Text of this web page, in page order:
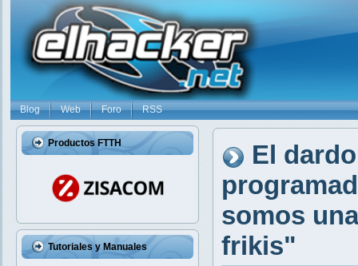
Blog Web Foro RSS
Productos FTTH
Tutoriales y Manuales
El
somos
frikis"